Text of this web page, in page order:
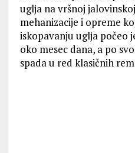
uglјa na vršnoj
mehanizacije i opreme
iskopavanju uglјa počeo
oko mesec dana, a po
spada u red klasičnih